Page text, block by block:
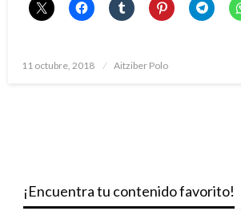
Publicado
11 octubre, 2018 Aitziber Polo
¡Encuentra tu contenido favorito!